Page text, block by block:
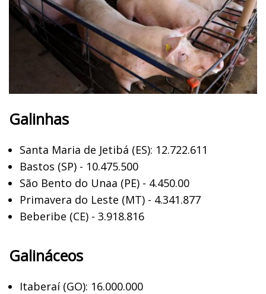
Galinhas
Santa Maria de Jetibá (ES): 12.722.611
Bastos (SP) - 10.475.500
São Bento do Unaa (PE) - 4.450.00
Primavera do Leste (MT) - 4.341.877
Beberibe (CE) - 3.918.816
Galináceos
Itaberaí (GO): 16.000.000